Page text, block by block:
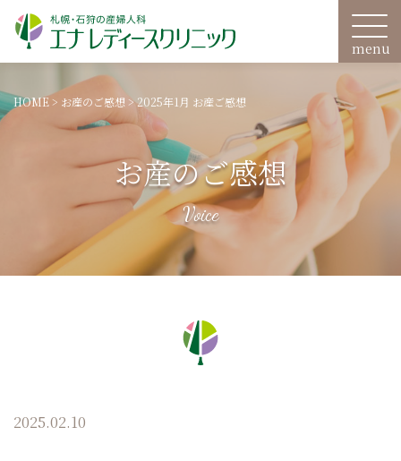
HOME> お産のご感想 >2025年1月 お産ご感想
お産のご感想
2025.02.10